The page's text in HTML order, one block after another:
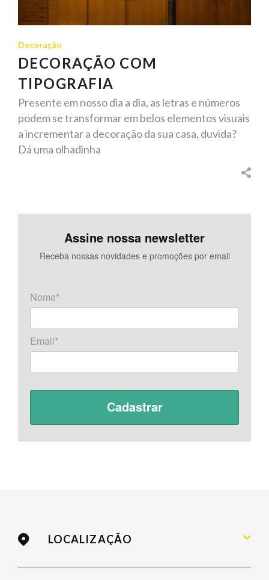
Decoração
DECORAÇÃO COM
TIPOGRAFIA
Presente em nosso dia a dia, as letras e números
podem se transformar em belos elementos visuais
a incrementar a decoração da sua casa, duvida?
Dá uma olhadinha
Assine nossa newsletter
Receba nossas novidades e promoções por email
Nome*
Email*
LOCALIZAÇÃO
Rua Fúlvio Aducci, 736 / Estreito